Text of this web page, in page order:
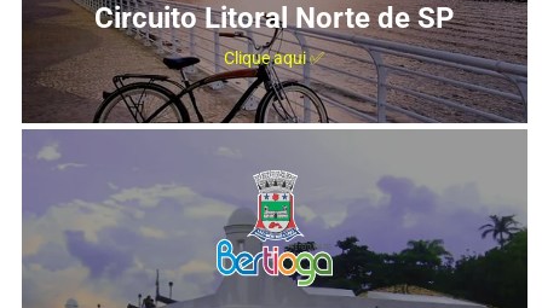
Circuito Litoral Norte de SP
Clique aqui ✅